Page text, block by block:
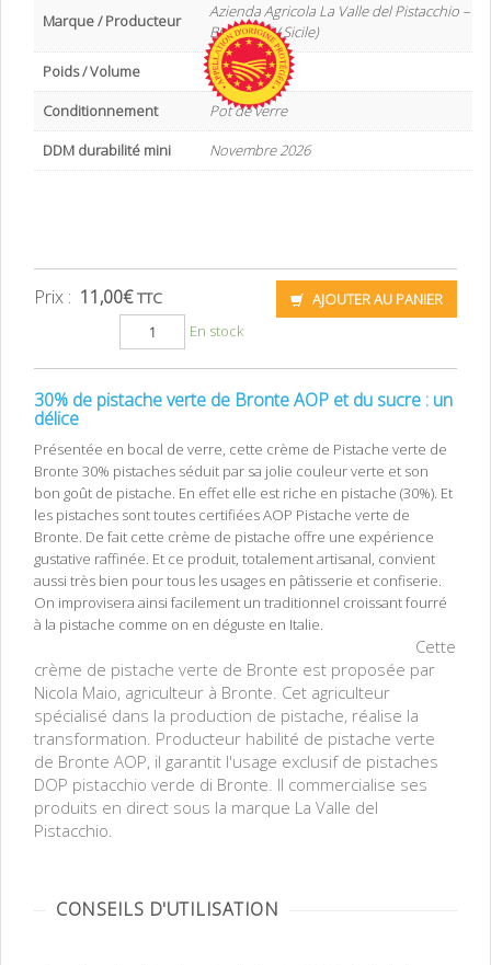
Marque / Producteur
Azienda Agricola La Valle del Pistacchio –
Bronte (IT / Sicile)
Poids / Volume
190 g
Conditionnement
Pot de verre
DDM durabilité mini
Novembre 2026
Prix : 11,00€ TTC
AJOUTER AU PANIER
En stock
30% de pistache verte de Bronte AOP et du sucre : un
délice
Présentée en bocal de verre, cette crème de Pistache verte de
Bronte 30% pistaches séduit par sa jolie couleur verte et son
bon goût de pistache. En effet elle est riche en pistache (30%). Et
les pistaches sont toutes certifiées AOP Pistache verte de
Bronte. De fait cette crème de pistache offre une expérience
gustative raffinée. Et ce produit, totalement artisanal, convient
aussi très bien pour tous les usages en pâtisserie et confiserie.
On improvisera ainsi facilement un traditionnel croissant fourré
à la pistache comme on en déguste en Italie.
Cette
crème de pistache verte de Bronte est proposée par
Nicola Maio, agriculteur à Bronte. Cet agriculteur
spécialisé dans la production de pistache, réalise la
transformation. Producteur habilité de pistache verte
de Bronte AOP, il garantit l'usage exclusif de pistaches
DOP pistacchio verde di Bronte. Il commercialise ses
produits en direct sous la marque La Valle del
Pistacchio.
CONSEILS D'UTILISATION